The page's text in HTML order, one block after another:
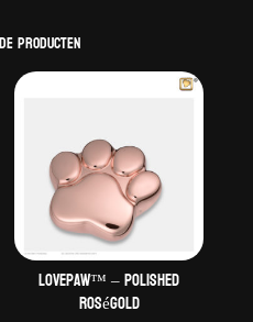
producten
LovePaw™ – Polished
RoséGold